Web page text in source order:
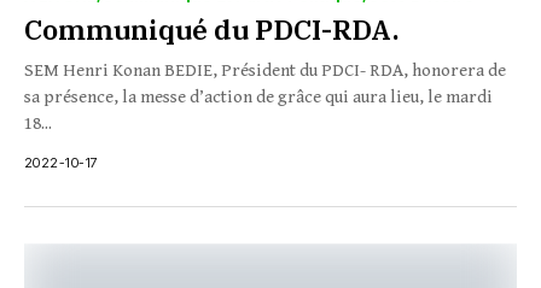
Communiqué du PDCI-RDA.
SEM Henri Konan BEDIE, Président du PDCI- RDA, honorera de
sa présence, la messe d’action de grâce qui aura lieu, le mardi
18...
2022-10-17